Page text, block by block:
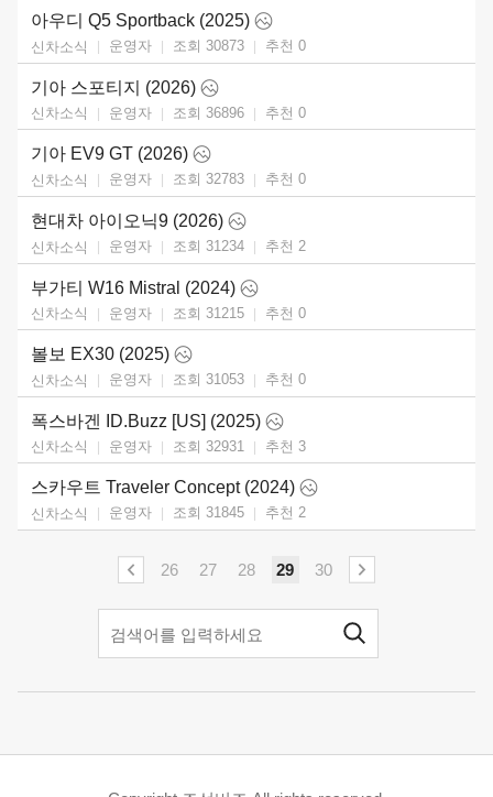
아우디 Q5 Sportback (2025)
신차소식 운영자 조회 30873 추천 0
기아 스포티지 (2026)
신차소식 운영자 조회 36896 추천 0
기아 EV9 GT (2026)
신차소식 운영자 조회 32783 추천 0
현대차 아이오닉9 (2026)
신차소식 운영자 조회 31234 추천 2
부가티 W16 Mistral (2024)
신차소식 운영자 조회 31215 추천 0
볼보 EX30 (2025)
신차소식 운영자 조회 31053 추천 0
폭스바겐 ID.Buzz [US] (2025)
신차소식 운영자 조회 32931 추천 3
스카우트 Traveler Concept (2024)
신차소식 운영자 조회 31845 추천 2
26 27 28 29 30